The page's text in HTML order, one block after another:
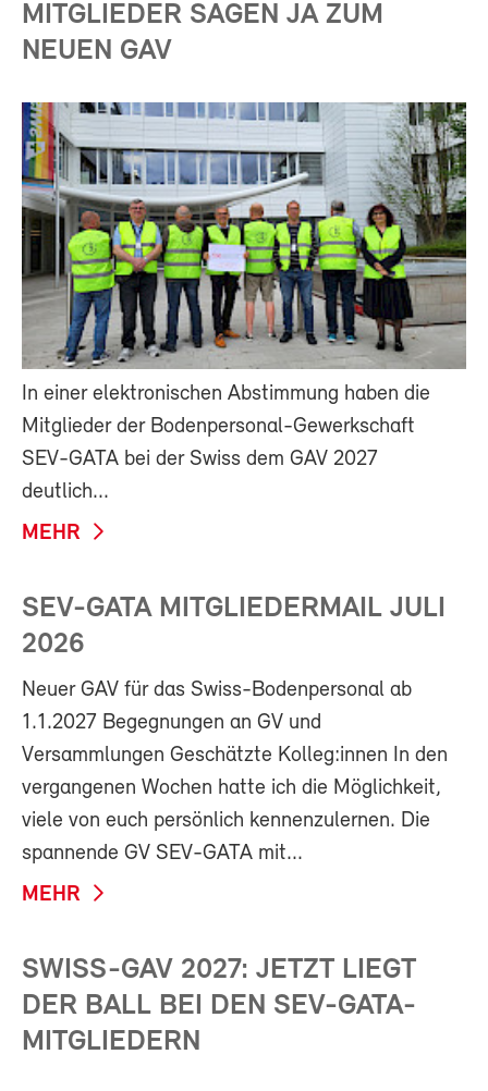
MITGLIEDER SAGEN JA ZUM
NEUEN GAV
In einer elektronischen Abstimmung haben die
Mitglieder der Bodenpersonal-Gewerkschaft
SEV-GATA bei der Swiss dem GAV 2027
deutlich...
MEHR
SEV-GATA MITGLIEDERMAIL JULI
2026
Neuer GAV für das Swiss-Bodenpersonal ab
1.1.2027 Begegnungen an GV und
Versammlungen Geschätzte Kolleg:innen In den
vergangenen Wochen hatte ich die Möglichkeit,
viele von euch persönlich kennenzulernen. Die
spannende GV SEV-GATA mit...
MEHR
SWISS-GAV 2027: JETZT LIEGT
DER BALL BEI DEN SEV-GATA-
MITGLIEDERN